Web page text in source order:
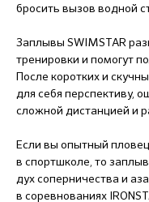
бросить вызов водной
Заплывы SWIMSTAR
тренировки и помогут
После коротких и
для себя перспективу,
сложной дистанцией и
Если вы опытный
в спортшколе, то
дух соперничества и
в соревнованиях